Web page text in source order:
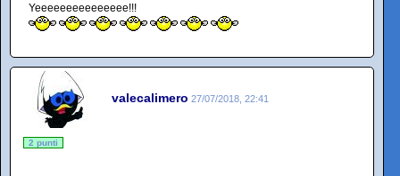
Yeeeeeeeeeeeeeee!!!
valecalimero 27/07/2018, 22:41
2 punti